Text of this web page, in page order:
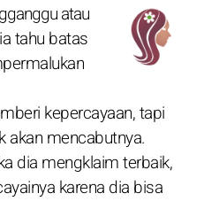
atau
tahu batas
kepercayaan, tapi
akan mencabutnya.
dia mengklaim terbaik,
karena dia bisa